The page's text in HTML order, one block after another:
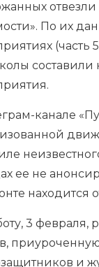
отвезли
По их
(часть
канале
ее не
находится
3
и